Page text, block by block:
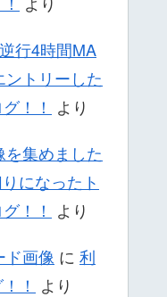
逆行4時間MA
トリーした
！！ より
集めました
になったト
！！ より
画像 に 利
！ より